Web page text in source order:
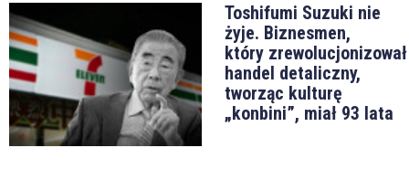
Toshifumi Suzuki nie
żyje. Biznesmen,
który zrewolucjonizował
handel detaliczny,
tworząc kulturę
„konbini”, miał 93 lata